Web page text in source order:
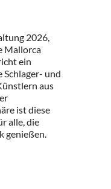
2026,
Mallorca
ein
Schlager- und
aus
ist diese
alle, die
genießen.